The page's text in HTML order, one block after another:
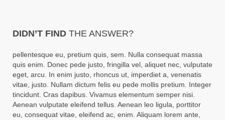
DIDN’T FIND THE ANSWER?
pellentesque eu, pretium quis, sem. Nulla consequat massa
quis enim. Donec pede justo, fringilla vel, aliquet nec, vulputate
eget, arcu. In enim justo, rhoncus ut, imperdiet a, venenatis
vitae, justo. Nullam dictum felis eu pede mollis pretium. Integer
tincidunt. Cras dapibus. Vivamus elementum semper nisi.
Aenean vulputate eleifend tellus. Aenean leo ligula, porttitor
eu, consequat vitae, eleifend ac, enim. Aliquam lorem ante,